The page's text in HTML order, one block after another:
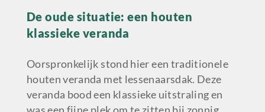
De oude situatie: een houten
klassieke veranda
Oorspronkelijk stond hier een traditionele
houten veranda met lessenaarsdak. Deze
veranda bood een klassieke uitstraling en